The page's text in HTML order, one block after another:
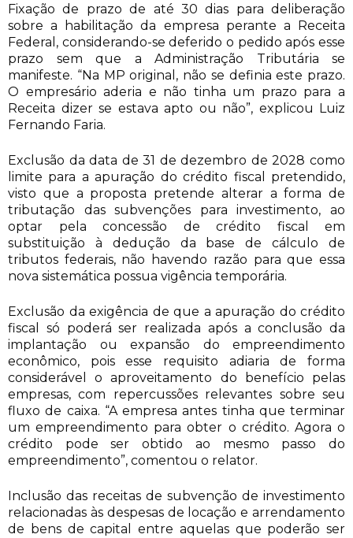
Fixação de prazo de até 30 dias para deliberação
sobre a habilitação da empresa perante a Receita
Federal, considerando-se deferido o pedido após esse
prazo sem que a Administração Tributária se
manifeste. “Na MP original, não se definia este prazo.
O empresário aderia e não tinha um prazo para a
Receita dizer se estava apto ou não”, explicou Luiz
Fernando Faria.
Exclusão da data de 31 de dezembro de 2028 como
limite para a apuração do crédito fiscal pretendido,
visto que a proposta pretende alterar a forma de
tributação das subvenções para investimento, ao
optar pela concessão de crédito fiscal em
substituição à dedução da base de cálculo de
tributos federais, não havendo razão para que essa
nova sistemática possua vigência temporária.
Exclusão da exigência de que a apuração do crédito
fiscal só poderá ser realizada após a conclusão da
implantação ou expansão do empreendimento
econômico, pois esse requisito adiaria de forma
considerável o aproveitamento do benefício pelas
empresas, com repercussões relevantes sobre seu
fluxo de caixa. “A empresa antes tinha que terminar
um empreendimento para obter o crédito. Agora o
crédito pode ser obtido ao mesmo passo do
empreendimento”, comentou o relator.
Inclusão das receitas de subvenção de investimento
relacionadas às despesas de locação e arrendamento
de bens de capital entre aquelas que poderão ser